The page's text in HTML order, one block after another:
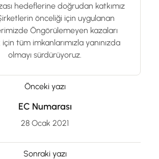
hedeflerine doğrudan katkımız
önceliği için uygulanan
Öngörülemeyen kazaları
tüm imkanlarımızla yanınızda
olmayı sürdürüyoruz.
Önceki yazı
EC Numarası
28 Ocak 2021
Sonraki yazı